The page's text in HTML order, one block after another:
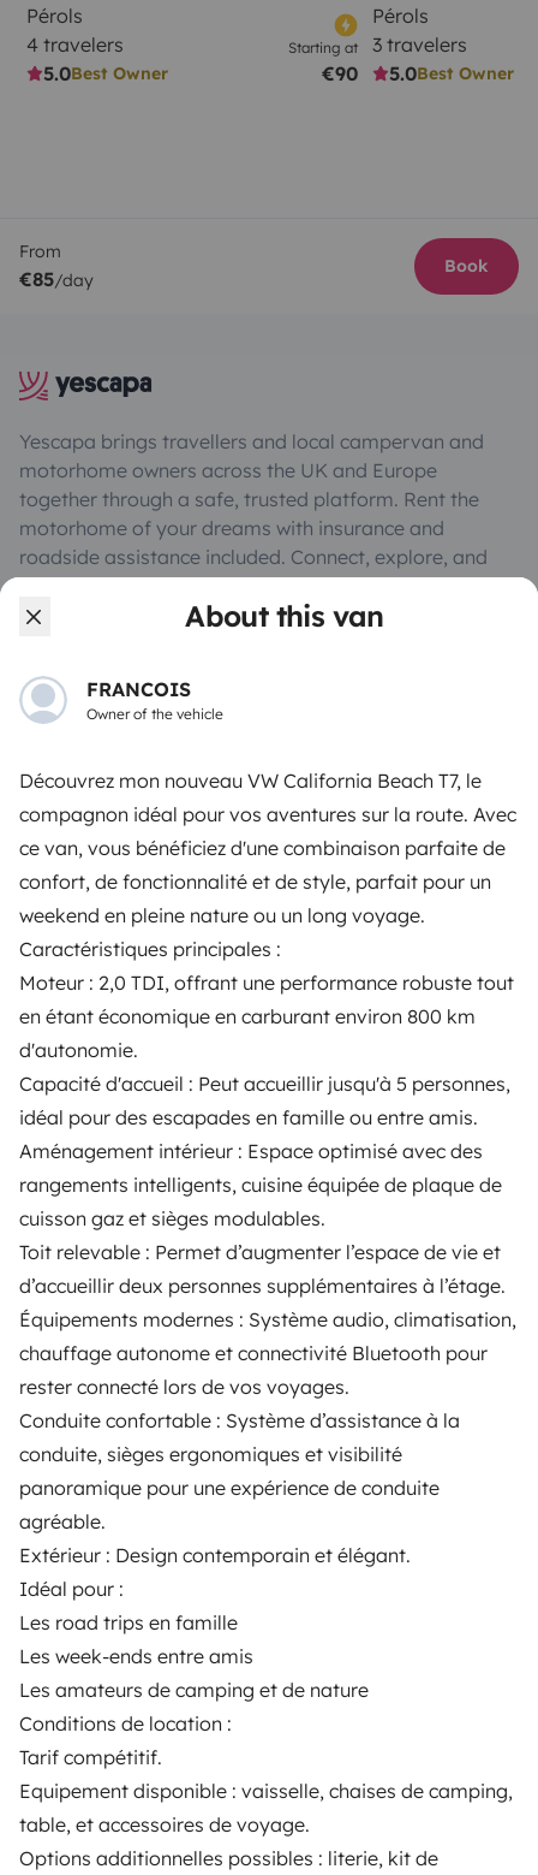
About this van
FRANCOIS
Owner of the vehicle
Découvrez mon nouveau VW California Beach T7, le
compagnon idéal pour vos aventures sur la route. Avec
ce van, vous bénéficiez d'une combinaison parfaite de
confort, de fonctionnalité et de style, parfait pour un
weekend en pleine nature ou un long voyage.
Caractéristiques principales :
Moteur : 2,0 TDI, offrant une performance robuste tout
en étant économique en carburant environ 800 km
d'autonomie.
Capacité d'accueil : Peut accueillir jusqu'à 5 personnes,
idéal pour des escapades en famille ou entre amis.
Aménagement intérieur : Espace optimisé avec des
rangements intelligents, cuisine équipée de plaque de
cuisson gaz et sièges modulables.
Toit relevable : Permet d’augmenter l’espace de vie et
d’accueillir deux personnes supplémentaires à l’étage.
Équipements modernes : Système audio, climatisation,
chauffage autonome et connectivité Bluetooth pour
rester connecté lors de vos voyages.
Conduite confortable : Système d’assistance à la
conduite, sièges ergonomiques et visibilité
panoramique pour une expérience de conduite
agréable.
Extérieur : Design contemporain et élégant.
Idéal pour :
Les road trips en famille
Les week-ends entre amis
Les amateurs de camping et de nature
Conditions de location :
Tarif compétitif.
Equipement disponible : vaisselle, chaises de camping,
table, et accessoires de voyage.
Options additionnelles possibles : literie, kit de
Pérols
4 travelers
5.0Best Owner
Starting at
€90
Pérols
3 travelers
5.0Best Owner
From
€85/day
Book
Yescapa brings travellers and local campervan and
motorhome owners across the UK and Europe
together through a safe, trusted platform. Rent the
motorhome of your dreams with insurance and
roadside assistance included. Connect, explore, and
Instagram
TRAVELLERS
How it works
Hire a motorhome
Driving a motorhome for the first time
Reviews from our users
OWNERS
Create a listing
Rental Agreement
Insurance for hiring out
Breakdown assistance
Help Centre for owners
Secure third-party payment system
Pay in instalments
Download in
App Store
Blog Contact us Jobs T&C's Confidentiality